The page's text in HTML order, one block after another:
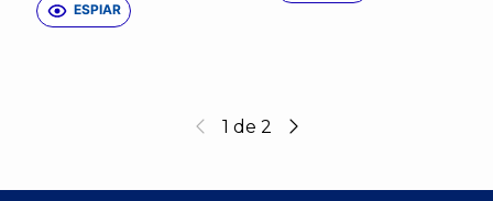
ESPIAR
1 de 2